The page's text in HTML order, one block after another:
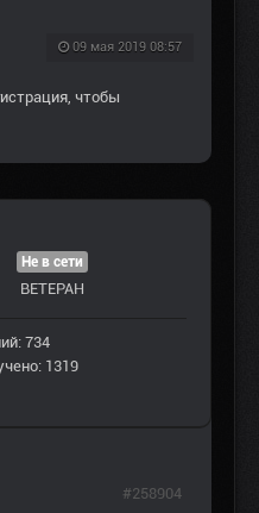
09 мая 2019 08:57
, чтобы
Не в сети
ВЕТЕРАН
734
1319
#258904